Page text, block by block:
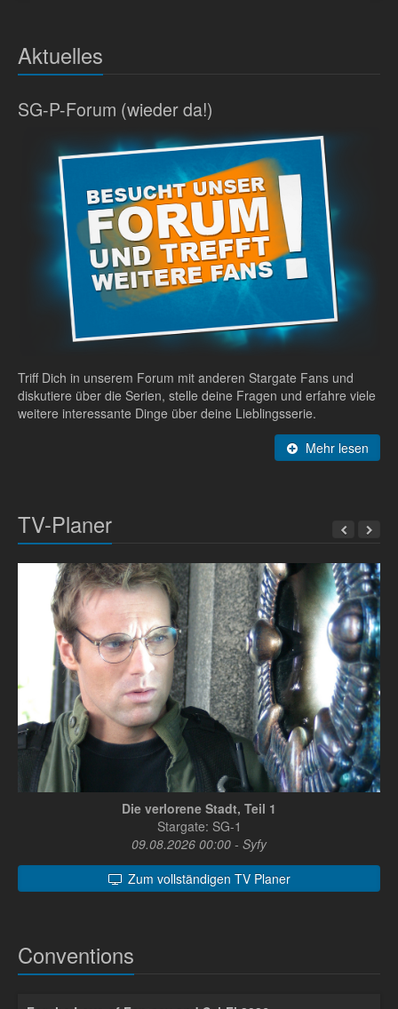
Aktuelles
SG-P-Forum (wieder da!)
Triff Dich in unserem Forum mit anderen Stargate Fans und
diskutiere über die Serien, stelle deine Fragen und erfahre viele
weitere interessante Dinge über deine Lieblingsserie.
Mehr lesen
TV-Planer
Die verlorene Stadt, Teil 1
Stargate: SG-1
09.08.2026 00:00 - Syfy
Zum vollständigen TV Planer
Conventions